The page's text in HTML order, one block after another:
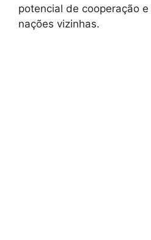
potencial de cooperação
nações vizinhas.